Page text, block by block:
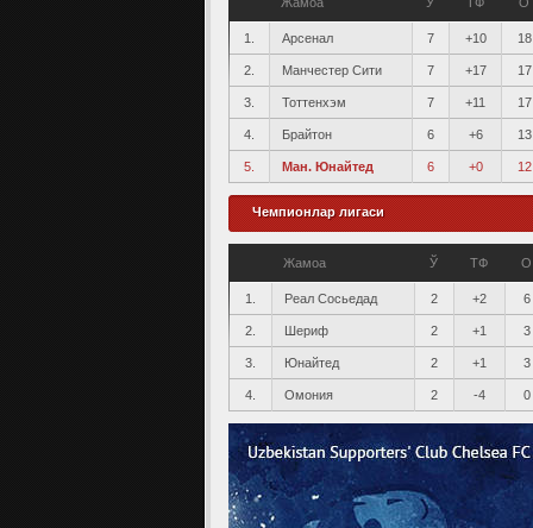
1. Арсенал 7 +10 18
2. Манчестер Сити 7 +17 17
3. Тоттенхэм 7 +11 17
4. Брайтон 6 +6 13
5. Ман. Юнайтед 6 +0 12
Чемпионлар лигаси
Жамоа Ў ТФ О
1. Реал Сосьедад 2 +2 6
2. Шериф 2 +1 3
3. Юнайтед 2 +1 3
4. Омония 2 -4 0